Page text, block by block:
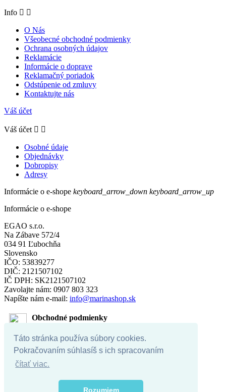
Táto stránka používa súbory cookies.
Pokračovaním súhlasíš s ich spracovaním
čítať viac.
Rozumiem
Info  
O Nás
Všeobecné obchodné podmienky
Ochrana osobných údajov
Reklamácie
Informácie o doprave
Reklamačný poriadok
Odstúpenie od zmluvy
Kontaktujte nás
Váš účet
Váš účet  
Osobné údaje
Objednávky
Dobropisy
Adresy
Informácie o e-shope keyboard_arrow_down keyboard_arrow_up
Informácie o e-shope
EGAO s.r.o.
Na Zábave 572/4
034 91 Ľubochňa
Slovensko
IČO: 53839277
DIČ: 2121507102
IČ DPH: SK2121507102
Zavolajte nám: 0907 803 323
Napíšte nám e-mail: info@marinashop.sk
Obchodné podmienky
Doprava
Vrátenie tovaru